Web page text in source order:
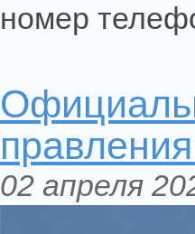
номер
02 апреля